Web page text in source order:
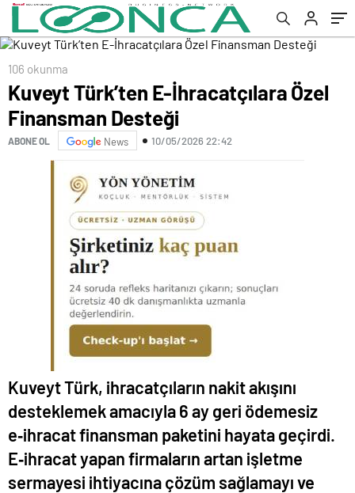
106 okunma
Kuveyt Türk’ten E-İhracatçılara Özel
Finansman Desteği
ABONE OL News 10/05/2026 22:42
Kuveyt Türk, ihracatçıların nakit akışını
desteklemek amacıyla 6 ay geri ödemesiz
e‑ihracat finansman paketini hayata geçirdi.
E‑ihracat yapan firmaların artan işletme
sermayesi ihtiyacına çözüm sağlamayı ve